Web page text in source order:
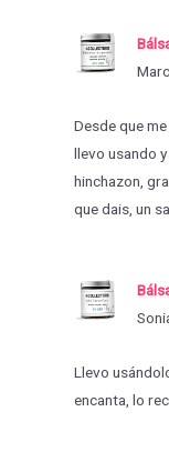
Marc
Desde que
llevo usando
hinchazon,
que dais, un
Llevo
encanta, lo